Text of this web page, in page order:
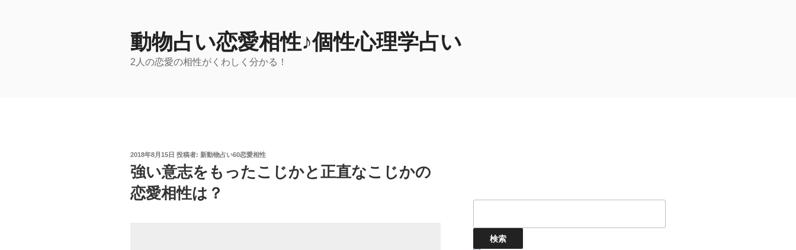
動物占い恋愛相性♪個性心理学占い
2人の恋愛の相性がくわしく分かる！
投
稿
日:
2018年8月15日 投稿者: 新動物占い60恋愛相性
強い意志をもったこじかと正直なこじかの
恋愛相性は？